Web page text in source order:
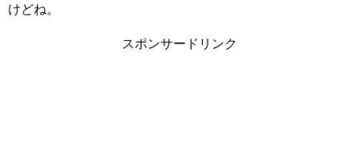
けどね。
スポンサードリンク